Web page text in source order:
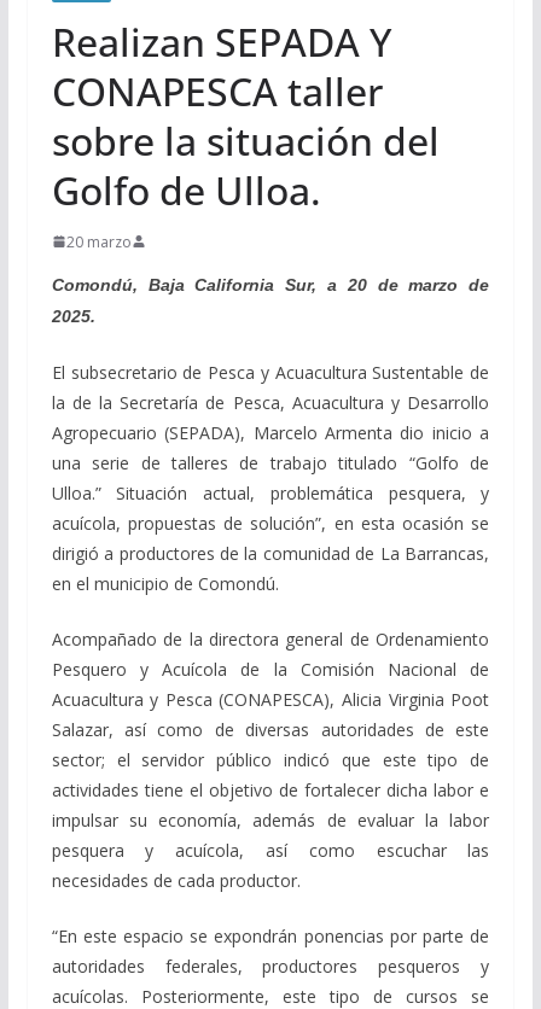
Realizan SEPADA Y
CONAPESCA taller
sobre la situación del
Golfo de Ulloa.
20 marzo
Comondú, Baja California Sur, a 20 de marzo de
2025.
El subsecretario de Pesca y Acuacultura Sustentable de
la de la Secretaría de Pesca, Acuacultura y Desarrollo
Agropecuario (SEPADA), Marcelo Armenta dio inicio a
una serie de talleres de trabajo titulado “Golfo de
Ulloa.” Situación actual, problemática pesquera, y
acuícola, propuestas de solución”, en esta ocasión se
dirigió a productores de la comunidad de La Barrancas,
en el municipio de Comondú.
Acompañado de la directora general de Ordenamiento
Pesquero y Acuícola de la Comisión Nacional de
Acuacultura y Pesca (CONAPESCA), Alicia Virginia Poot
Salazar, así como de diversas autoridades de este
sector; el servidor público indicó que este tipo de
actividades tiene el objetivo de fortalecer dicha labor e
impulsar su economía, además de evaluar la labor
pesquera y acuícola, así como escuchar las
necesidades de cada productor.
“En este espacio se expondrán ponencias por parte de
autoridades federales, productores pesqueros y
acuícolas. Posteriormente, este tipo de cursos se